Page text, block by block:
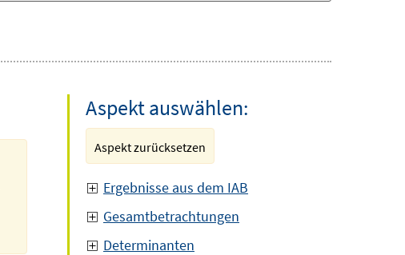
Aspekt auswählen:
Aspekt zurücksetzen
Ergebnisse aus dem IAB
Gesamtbetrachtungen
Determinanten